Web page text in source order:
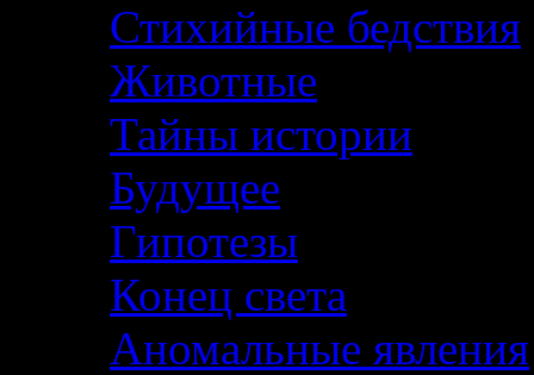
Стихийные бедствия
Животные
Тайны истории
Будущее
Гипотезы
Конец света
Аномальные явления